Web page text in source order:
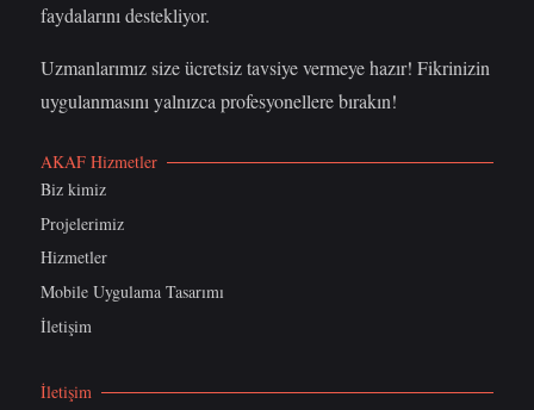
faydalarını destekliyor.
Uzmanlarımız size ücretsiz tavsiye vermeye hazır! Fikrinizin
uygulanmasını yalnızca profesyonellere bırakın!
AKAF Hizmetler
Biz kimiz
Projelerimiz
Hizmetler
Mobile Uygulama Tasarımı
İletişim
İletişim